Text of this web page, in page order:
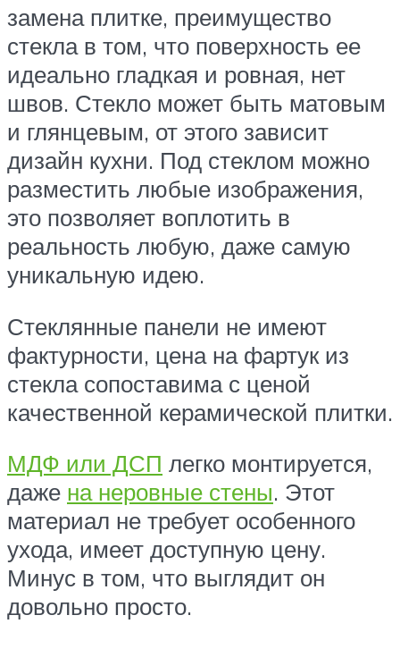
замена плитке, преимущество
стекла в том, что поверхность ее
идеально гладкая и ровная, нет
швов. Стекло может быть матовым
и глянцевым, от этого зависит
дизайн кухни. Под стеклом можно
разместить любые изображения,
это позволяет воплотить в
реальность любую, даже самую
уникальную идею.
Стеклянные панели не имеют
фактурности, цена на фартук из
стекла сопоставима с ценой
качественной керамической плитки.
МДФ или ДСП легко монтируется,
даже на неровные стены. Этот
материал не требует особенного
ухода, имеет доступную цену.
Минус в том, что выглядит он
довольно просто.